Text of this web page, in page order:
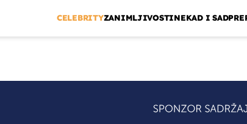
CELEBRITYZANIMLJIVOSTINEKAD I SAD